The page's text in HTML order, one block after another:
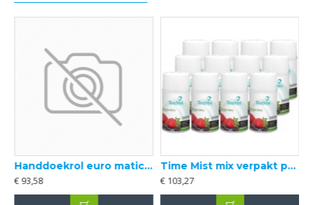
Handdoekrol euro matic CEL blauw 2L 150 mtr x 21 cm - 6 rol p/pak
€ 93,58
Time Mist mix verpakt per 12 stuks
€ 103,27